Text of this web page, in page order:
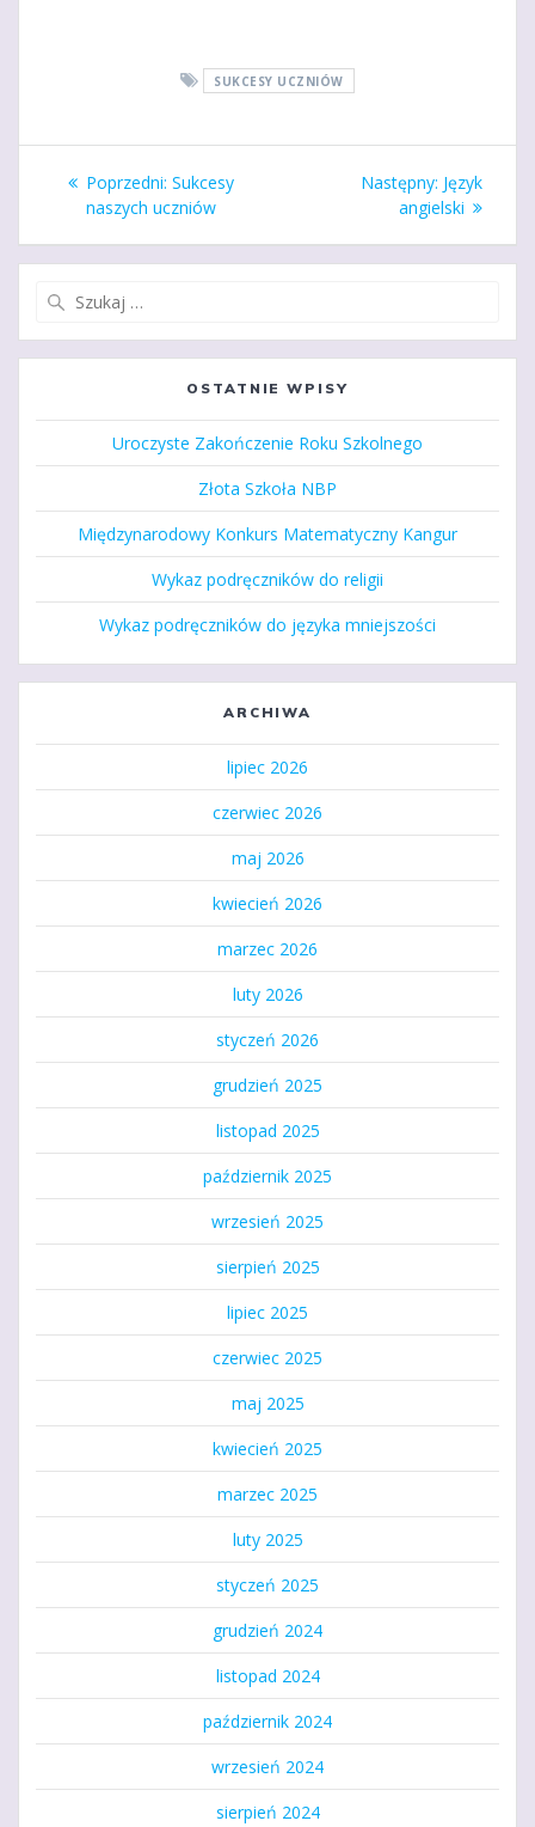
SUKCESY UCZNIÓW
Nawigacja
wpisu
Poprzedni: Poprzedni
wpis:
Sukcesy
naszych uczniów
Następny: Następny
wpis:
Język
angielski
OSTATNIE WPISY
Uroczyste Zakończenie Roku Szkolnego
Złota Szkoła NBP
Międzynarodowy Konkurs Matematyczny Kangur
Wykaz podręczników do religii
Wykaz podręczników do języka mniejszości
ARCHIWA
lipiec 2026
czerwiec 2026
maj 2026
kwiecień 2026
marzec 2026
luty 2026
styczeń 2026
grudzień 2025
listopad 2025
październik 2025
wrzesień 2025
sierpień 2025
lipiec 2025
czerwiec 2025
maj 2025
kwiecień 2025
marzec 2025
luty 2025
styczeń 2025
grudzień 2024
listopad 2024
październik 2024
wrzesień 2024
sierpień 2024